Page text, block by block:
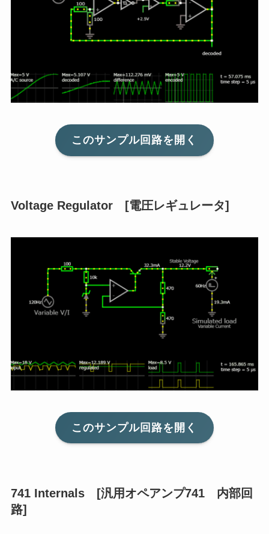
このサンプル回路を開く
Voltage Regulator [電圧レギュレータ]
このサンプル回路を開く
741 Internals [汎用オペアンプ741 内部回
路]